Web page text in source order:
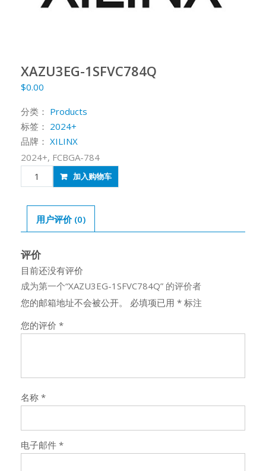
XAZU3EG-1SFVC784Q
$0.00
分类： Products
标签： 2024+
品牌： XILINX
2024+, FCBGA-784
XAZU3EG-
1SFVC784Q
加入购物车
用户评价 (0)
评价
目前还没有评价
成为第一个“XAZU3EG-1SFVC784Q” 的评价者
您的邮箱地址不会被公开。
必填项已用 * 标注
您的评价 *
名称 *
电子邮件 *